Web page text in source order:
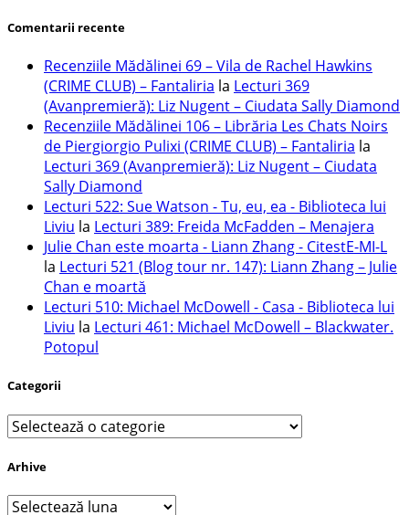
Comentarii recente
Recenziile Mădălinei 69 – Vila de Rachel Hawkins
(CRIME CLUB) – Fantaliria la Lecturi 369
(Avanpremieră): Liz Nugent – Ciudata Sally Diamond
Recenziile Mădălinei 106 – Librăria Les Chats Noirs
de Piergiorgio Pulixi (CRIME CLUB) – Fantaliria la
Lecturi 369 (Avanpremieră): Liz Nugent – Ciudata
Sally Diamond
Lecturi 522: Sue Watson - Tu, eu, ea - Biblioteca lui
Liviu la Lecturi 389: Freida McFadden – Menajera
Julie Chan este moarta - Liann Zhang - CitestE-MI-L
la Lecturi 521 (Blog tour nr. 147): Liann Zhang – Julie
Chan e moartă
Lecturi 510: Michael McDowell - Casa - Biblioteca lui
Liviu la Lecturi 461: Michael McDowell – Blackwater.
Potopul
Categorii
Categorii
Arhive
Arhive